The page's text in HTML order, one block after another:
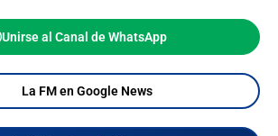
Unirse al Canal de WhatsApp
La FM en Google News